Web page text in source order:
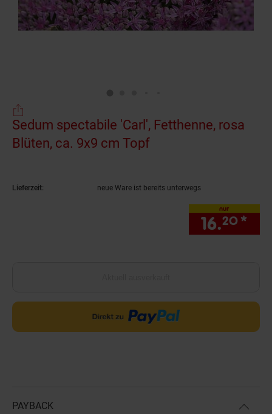
Sedum spectabile 'Carl', Fetthenne, rosa
Blüten, ca. 9x9 cm Topf
Lieferzeit: neue Ware ist bereits unterwegs
nur
16.20 *
PAYBACK